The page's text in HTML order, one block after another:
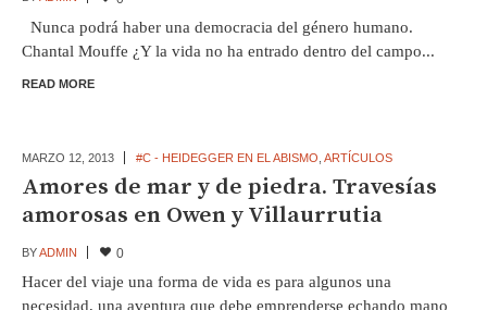
Nunca podrá haber una democracia del género humano.
Chantal Mouffe ¿Y la vida no ha entrado dentro del campo...
READ MORE
MARZO 12, 2013 #C - HEIDEGGER EN EL ABISMO ARTÍCULOS
Amores de mar y de piedra. Travesías
amorosas en Owen y Villaurrutia
BYADMIN 0
Hacer del viaje una forma de vida es para algunos una
necesidad, una aventura que debe emprenderse echando mano